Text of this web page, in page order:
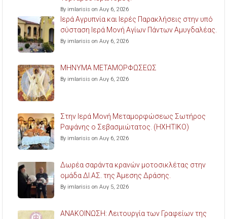
By imlarisis on Αυγ 6, 2026
Ιερά Αγρυπνία και Ιερές Παρακλήσεις στην υπό
σύσταση Ιερά Μονή Αγίων Πάντων Αμυγδαλέας.
By imlarisis on Αυγ 6, 2026
ΜΗΝΥΜΑ ΜΕΤΑΜΟΡΦΩΣΕΩΣ
By imlarisis on Αυγ 6, 2026
Στην Ιερά Μονή Μεταμορφώσεως Σωτήρος
Ραψάνης ο Σεβασμιώτατος. (ΗΧΗΤΙΚΟ)
By imlarisis on Αυγ 6, 2026
Δωρέα σαράντα κρανών μοτοσικλέτας στην
ομάδα ΔΙ.ΑΣ. της Άμεσης Δράσης.
By imlarisis on Αυγ 5, 2026
ΑΝΑΚΟΙΝΩΣΗ: Λειτουργία των Γραφείων της